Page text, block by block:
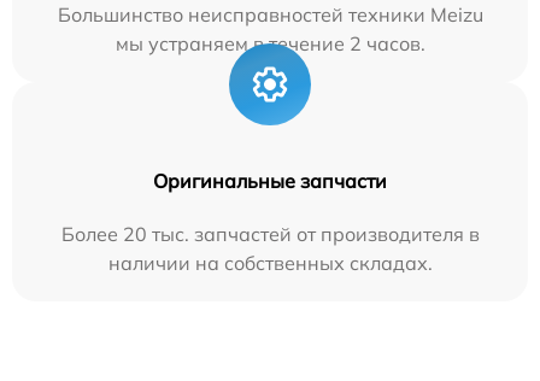
Большинство неисправностей техники Meizu
мы устраняем в течение 2 часов.
Оригинальные запчасти
Более 20 тыс. запчастей от производителя в
наличии на собственных складах.